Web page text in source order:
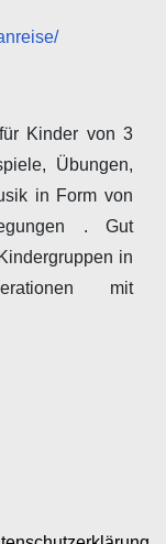
Kinder von 3
Übungen,
in Form von
. Gut
in
mit